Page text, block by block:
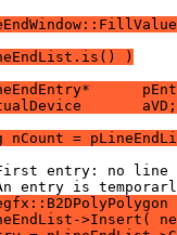
)
aVD;
nCount =
>Insert(